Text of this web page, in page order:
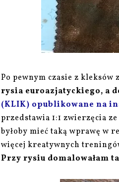
Po pewnym czasie z kleksów
rysia euroazjatyckiego, a
(KLIK) opublikowane na
przedstawia 1:1 zwierzęcia
byłoby mieć taką wprawę w
więcej kreatywnych
Przy rysiu domalowałam